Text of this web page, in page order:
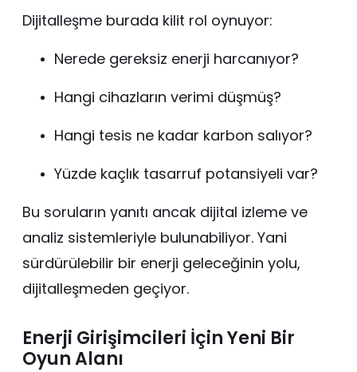
Dijitalleşme burada kilit rol oynuyor:
Nerede gereksiz enerji harcanıyor?
Hangi cihazların verimi düşmüş?
Hangi tesis ne kadar karbon salıyor?
Yüzde kaçlık tasarruf potansiyeli var?
Bu soruların yanıtı ancak dijital izleme ve
analiz sistemleriyle bulunabiliyor. Yani
sürdürülebilir bir enerji geleceğinin yolu,
dijitalleşmeden geçiyor.
Enerji Girişimcileri İçin Yeni Bir
Oyun Alanı